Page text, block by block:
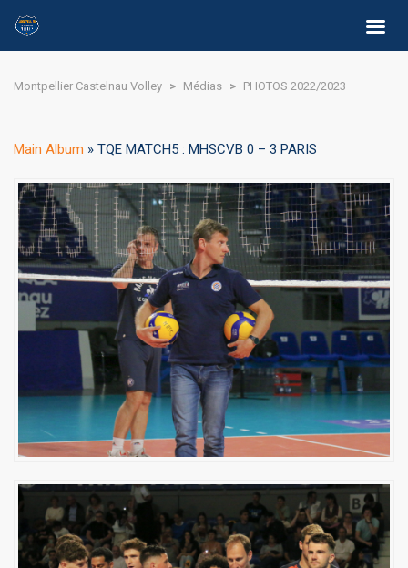
Montpellier Castelnau Volley > Médias > PHOTOS 2022/2023
Main Album » TQE MATCH5 : MHSCVB 0 – 3 PARIS